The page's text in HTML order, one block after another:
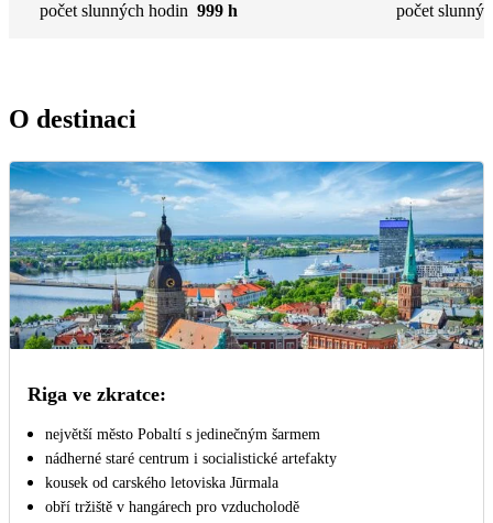
počet slunných hodin 999 h
počet
O destinaci
Riga ve zkratce:
největší město Pobaltí s jedinečným šarmem
nádherné staré centrum i socialistické artefakty
kousek od carského letoviska Jūrmala
obří tržiště v hangárech pro vzducholodě